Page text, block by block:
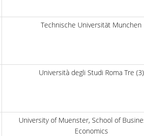
Technische Universität Munchen
Università degli Studi Roma Tre (3)
University of Muenster, School of
Economics